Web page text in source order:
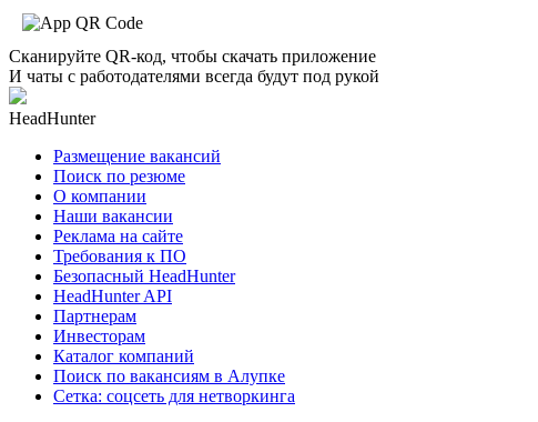
Сканируйте QR-код, чтобы скачать приложение
И чаты с работодателями всегда будут под рукой
HeadHunter
Размещение вакансий
Поиск по резюме
О компании
Наши вакансии
Реклама на сайте
Требования к ПО
Безопасный HeadHunter
HeadHunter API
Партнерам
Инвесторам
Каталог компаний
Поиск по вакансиям в Алупке
Сетка: соцсеть для нетворкинга